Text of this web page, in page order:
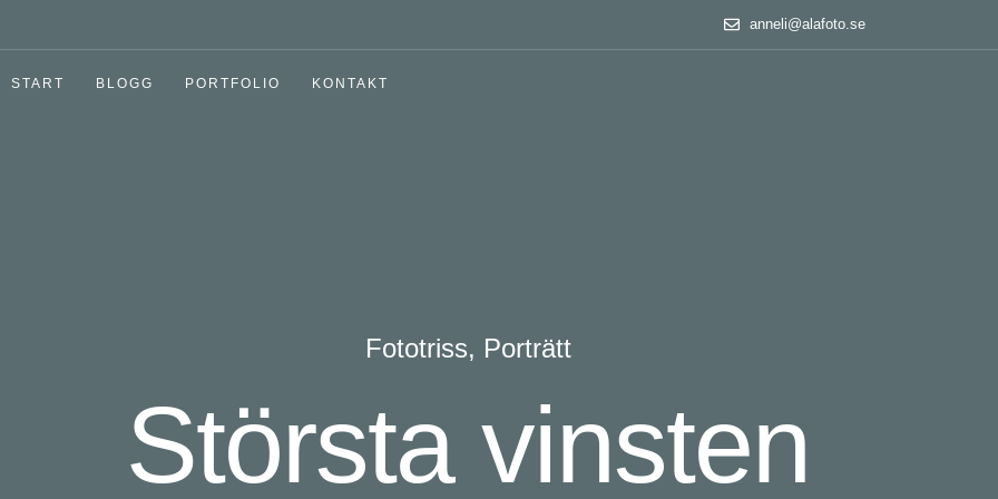
anneli@alafoto.se
START BLOGG PORTFOLIO KONTAKT
Fototriss, Porträtt
Största vinsten